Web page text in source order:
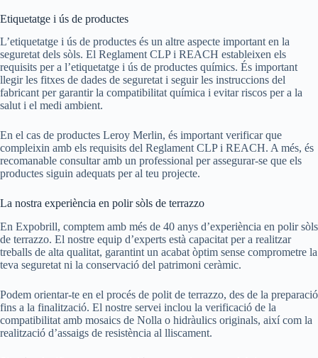
Etiquetatge i ús de productes
L’etiquetatge i ús de productes és un altre aspecte important en la
seguretat dels sòls. El Reglament CLP i REACH estableixen els
requisits per a l’etiquetatge i ús de productes químics. És important
llegir les fitxes de dades de seguretat i seguir les instruccions del
fabricant per garantir la compatibilitat química i evitar riscos per a la
salut i el medi ambient.
En el cas de productes Leroy Merlin, és important verificar que
compleixin amb els requisits del Reglament CLP i REACH. A més, és
recomanable consultar amb un professional per assegurar-se que els
productes siguin adequats per al teu projecte.
La nostra experiència en polir sòls de terrazzo
En Expobrill, comptem amb més de 40 anys d’experiència en polir sòls
de terrazzo. El nostre equip d’experts està capacitat per a realitzar
treballs de alta qualitat, garantint un acabat òptim sense comprometre la
teva seguretat ni la conservació del patrimoni ceràmic.
Podem orientar-te en el procés de polit de terrazzo, des de la preparació
fins a la finalització. El nostre servei inclou la verificació de la
compatibilitat amb mosaics de Nolla o hidràulics originals, així com la
realització d’assaigs de resistència al lliscament.